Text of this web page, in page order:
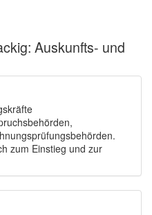
Auskunfts- und
zum Einstieg und zur